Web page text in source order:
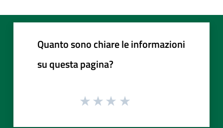
Quanto sono chiare le informazioni
su questa pagina?